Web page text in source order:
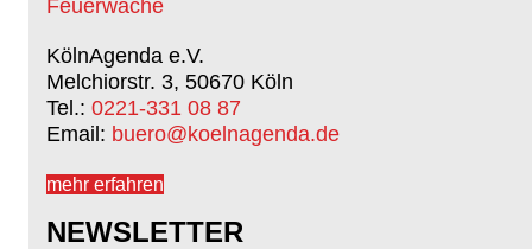
KölnAgenda e.V.
Melchiorstr. 3, 50670 Köln
Tel.: 0221-331 08 87
Email: buero@koelnagenda.de
mehr erfahren
NEWSLETTER